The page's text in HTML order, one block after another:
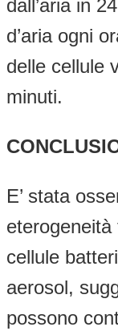
dall’aria in
d’aria ogni
delle cellule
minuti.
E’ stata
cellule
aerosol,
possono